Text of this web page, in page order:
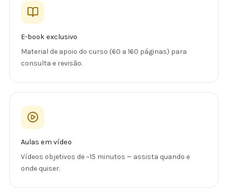
E-book exclusivo
Material de apoio do curso (60 a 160 páginas) para
consulta e revisão.
Aulas em vídeo
Vídeos objetivos de ~15 minutos — assista quando e
onde quiser.